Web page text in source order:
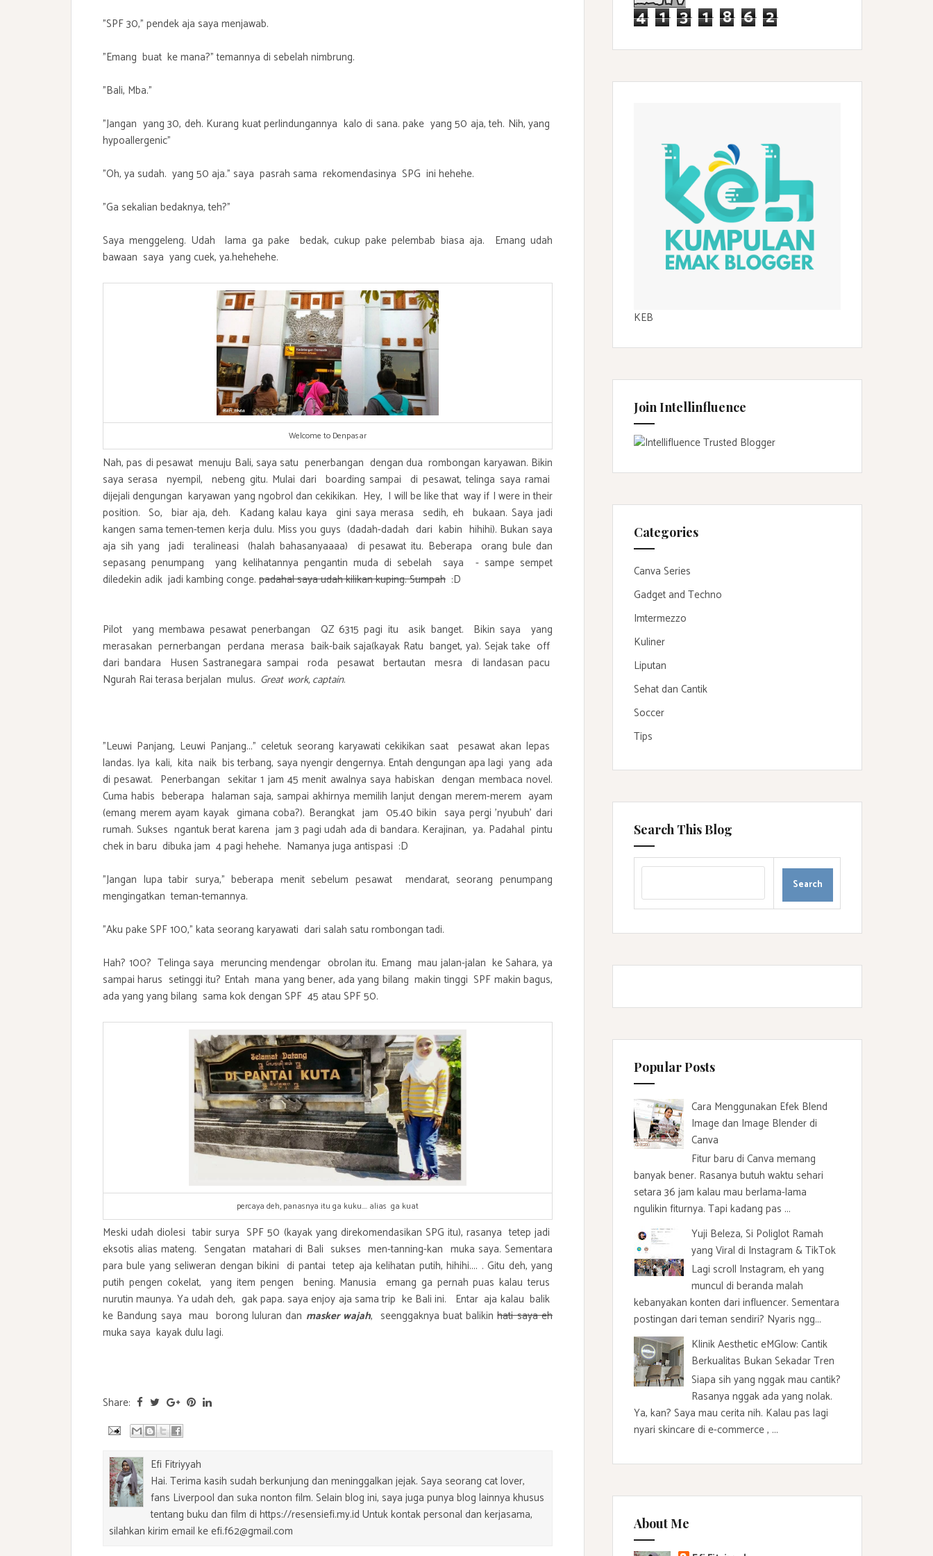
"SPF 30," pendek aja saya menjawab.
"Emang buat ke mana?" temannya di sebelah nimbrung.
"Bali, Mba."
"Jangan yang 30, deh. Kurang kuat perlindungannya kalo di sana. pake yang 50 aja, teh. Nih, yang
hypoallergenic"
"Oh, ya sudah. yang 50 aja." saya pasrah sama rekomendasinya SPG ini hehehe.
"Ga sekalian bedaknya, teh?"
Saya menggeleng. Udah lama ga pake bedak, cukup pake pelembab biasa aja. Emang udah
bawaan saya yang cuek, ya.hehehehe.
Welcome to Denpasar
Nah, pas di pesawat menuju Bali, saya satu penerbangan dengan dua rombongan karyawan. Bikin
saya serasa nyempil, nebeng gitu. Mulai dari boarding sampai di pesawat, telinga saya ramai
dijejali dengungan karyawan yang ngobrol dan cekikikan. Hey, I will be like that way if I were in their
position. So, biar aja, deh. Kadang kalau kaya gini saya merasa sedih, eh bukaan. Saya jadi
kangen sama temen-temen kerja dulu. Miss you guys (dadah-dadah dari kabin hihihi). Bukan saya
aja sih yang jadi teralineasi (halah bahasanyaaaa) di pesawat itu. Beberapa orang bule dan
sepasang penumpang yang kelihatannya pengantin muda di sebelah saya - sampe sempet
diledekin adik jadi kambing conge. padahal saya udah kilikan kuping. Sumpah :D
Pilot yang membawa pesawat penerbangan QZ 6315 pagi itu asik banget. Bikin saya yang
merasakan pernerbangan perdana merasa baik-baik saja(kayak Ratu banget, ya). Sejak take off
dari bandara Husen Sastranegara sampai roda pesawat bertautan mesra di landasan pacu
Ngurah Rai terasa berjalan mulus. Great work, captain.
"Leuwi Panjang, Leuwi Panjang..." celetuk seorang karyawati cekikikan saat pesawat akan lepas
landas. Iya kali, kita naik bis terbang, saya nyengir dengernya. Entah dengungan apa lagi yang ada
di pesawat. Penerbangan sekitar 1 jam 45 menit awalnya saya habiskan dengan membaca novel.
Cuma habis beberapa halaman saja, sampai akhirnya memilih lanjut dengan merem-merem ayam
(emang merem ayam kayak gimana coba?). Berangkat jam 05.40 bikin saya pergi 'nyubuh' dari
rumah. Sukses ngantuk berat karena jam 3 pagi udah ada di bandara. Kerajinan, ya. Padahal pintu
chek in baru dibuka jam 4 pagi hehehe. Namanya juga antispasi :D
"Jangan lupa tabir surya," beberapa menit sebelum pesawat mendarat, seorang penumpang
mengingatkan teman-temannya.
"Aku pake SPF 100," kata seorang karyawati dari salah satu rombongan tadi.
Hah? 100? Telinga saya meruncing mendengar obrolan itu. Emang mau jalan-jalan ke Sahara, ya
sampai harus setinggi itu? Entah mana yang bener, ada yang bilang makin tinggi SPF makin bagus,
ada yang yang bilang sama kok dengan SPF 45 atau SPF 50.
percaya deh, panasnya itu ga kuku.... alias ga kuat
Meski udah diolesi tabir surya SPF 50 (kayak yang direkomendasikan SPG itu), rasanya tetep jadi
eksotis alias mateng. Sengatan matahari di Bali sukses men-tanning-kan muka saya. Sementara
para bule yang seliweran dengan bikini di pantai tetep aja kelihatan putih, hihihi.... . Gitu deh, yang
putih pengen cokelat, yang item pengen bening. Manusia emang ga pernah puas kalau terus
nurutin maunya. Ya udah deh, gak papa. saya enjoy aja sama trip ke Bali ini. Entar aja kalau balik
ke Bandung saya mau borong luluran dan masker wajah, seenggaknya buat balikinhati saya eh
muka saya kayak dulu lagi.
Share:
Efi Fitriyyah
Hai. Terima kasih sudah berkunjung dan meninggalkan jejak. Saya seorang cat lover,
fans Liverpool dan suka nonton film. Selain blog ini, saya juga punya blog lainnya khusus
tentang buku dan film di https://resensiefi.my.id Untuk kontak personal dan kerjasama,
silahkan kirim email ke efi.f62@gmail.com
4 1 3 1 8 6 2
KEB
Join Intellinfluence
Categories
Canva Series
Gadget and Techno
Imtermezzo
Kuliner
Liputan
Sehat dan Cantik
Soccer
Tips
Search This Blog
Popular Posts
Cara Menggunakan Efek Blend
Image dan Image Blender di
Canva
Fitur baru di Canva memang
banyak bener. Rasanya butuh waktu sehari
setara 36 jam kalau mau berlama-lama
ngulikin fiturnya. Tapi kadang pas ...
Yuji Beleza, Si Poliglot Ramah
yang Viral di Instagram & TikTok
Lagi scroll Instagram, eh yang
muncul di beranda malah
kebanyakan konten dari influencer. Sementara
postingan dari teman sendiri? Nyaris ngg...
Klinik Aesthetic eMGlow: Cantik
Berkualitas Bukan Sekadar Tren
Siapa sih yang nggak mau cantik?
Rasanya nggak ada yang nolak.
Ya, kan? Saya mau cerita nih. Kalau pas lagi
nyari skincare di e-commerce , ...
About Me